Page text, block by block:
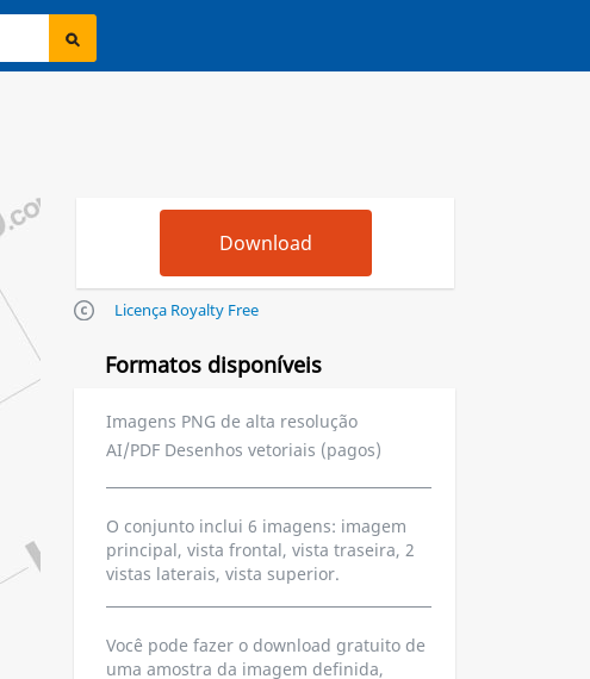
Licença Royalty Free
Formatos disponíveis
Imagens PNG de alta resolução
AI/PDF Desenhos vetoriais (pagos)
O conjunto inclui 6 imagens: imagem
principal, vista frontal, vista traseira, 2
vistas laterais, vista superior.
Você pode fazer o download gratuito de
uma amostra da imagem definida,